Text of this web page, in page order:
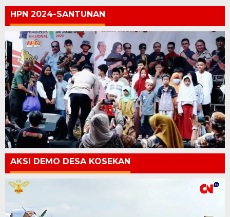
HPN 2024-SANTUNAN
AKSI DEMO DESA KOSEKAN